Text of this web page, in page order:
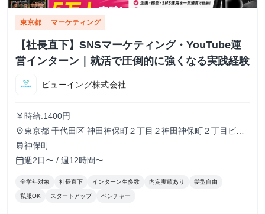
東京都 マーケティング
【社長直下】SNSマーケティング・YouTube運
営インターン｜就活で圧倒的に強くなる実践経験
ビューイング株式会社
currency_yen 時給:1400円
place東京都 千代田区 神田神保町２丁目２神田神保町２丁目ビル
５０２号室
train神保町
calendar_today週2日〜 / 週12時間〜
全学年対象 社長直下 インターン生多数 内定実績あり 髪型自由
私服OK スタートアップ ベンチャー